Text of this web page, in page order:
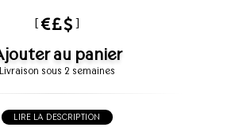
[ ]
au panier
Livraison sous 2 semaines
LIRE LA DESCRIPTION